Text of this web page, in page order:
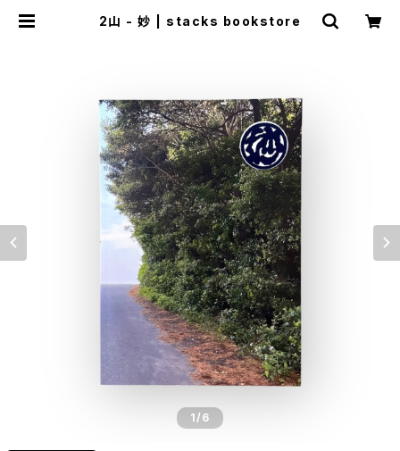
2山 - 妙 | stacks bookstore
1/6